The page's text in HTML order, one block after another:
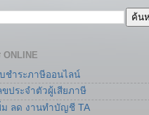
ONLINE
ชำระภาษีออนไลน์
ขประจำตัวผู้เสียภาษี
ม ลด งานทำบัญชี TA